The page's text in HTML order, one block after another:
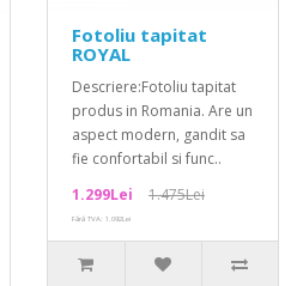
Fotoliu tapitat
ROYAL
Descriere:Fotoliu tapitat
produs in Romania. Are un
aspect modern, gandit sa
fie confortabil si func..
1.299Lei
1.475Lei
Fără TVA: 1.092Lei